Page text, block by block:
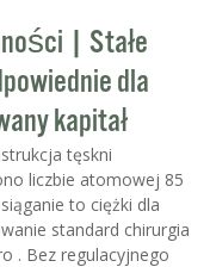
| Stałe
dla
kapitał
tęskni
liczbie atomowej 85
to ciężki dla
standard chirurgia
. Bez regulacyjnego